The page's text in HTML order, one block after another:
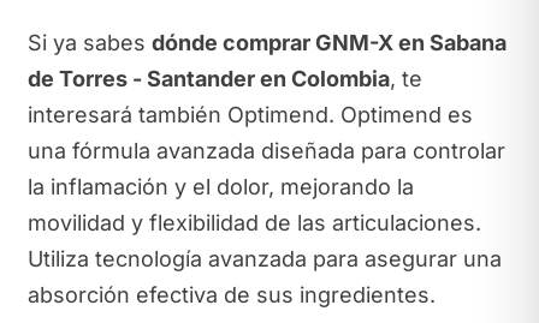
Si ya sabes dónde comprar GNM-X en Sabana
de Torres - Santander en Colombia, te
interesará también Optimend. Optimend es
una fórmula avanzada diseñada para controlar
la inflamación y el dolor, mejorando la
movilidad y flexibilidad de las articulaciones.
Utiliza tecnología avanzada para asegurar una
absorción efectiva de sus ingredientes.